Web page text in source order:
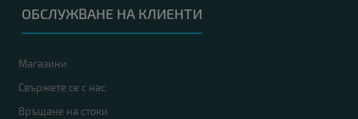
ОБСЛУЖВАНЕ НА КЛИЕНТИ
Магазини
Свържете се с нас
Връщане на стоки